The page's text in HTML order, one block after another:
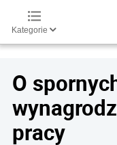
Kategorie
O
pracy